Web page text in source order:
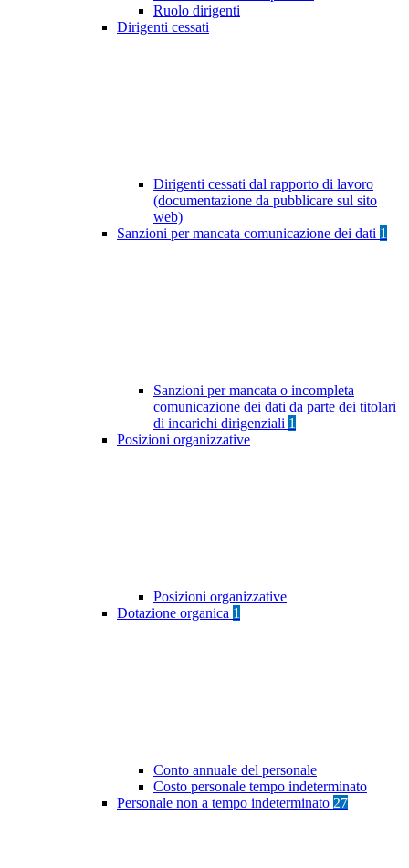
Ruolo dirigenti
Dirigenti cessati
Dirigenti cessati dal rapporto di lavoro
(documentazione da pubblicare sul sito
web)
Sanzioni per mancata comunicazione dei dati 1
Sanzioni per mancata o incompleta
comunicazione dei dati da parte dei titolari
di incarichi dirigenziali 1
Posizioni organizzative
Posizioni organizzative
Dotazione organica 1
Conto annuale del personale
Costo personale tempo indeterminato
Personale non a tempo indeterminato 27